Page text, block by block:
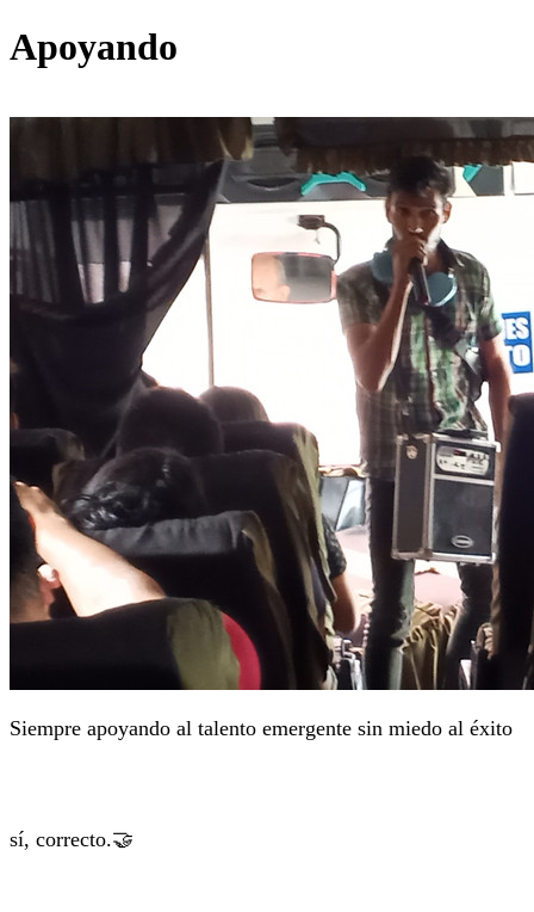
Apoyando
Siempre apoyando al talento emergente sin miedo al éxito
sí, correcto.🤝